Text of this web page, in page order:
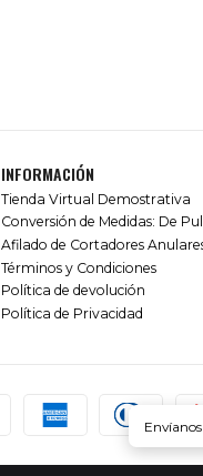
INFORMACIÓN
Tienda Virtual Demostrativa
Conversión de Medidas: De
Afilado de Cortadores
Términos y Condiciones
Política de devolución
Política de Privacidad